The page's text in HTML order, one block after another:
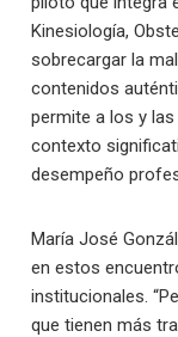
Kinesiología,
sobrecargar la
contenidos
permite a los y
contexto
desempeño
María José
en estos
institucionales.
que tienen más